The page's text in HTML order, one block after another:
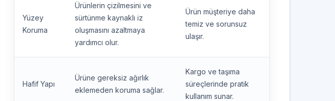
Yüzey
Koruma
Ürünlerin çizilmesini ve
sürtünme kaynaklı iz
oluşmasını azaltmaya
yardımcı olur.
Ürün müşteriye daha
temiz ve sorunsuz
ulaşır.
Hafif Yapı
Ürüne gereksiz ağırlık
eklemeden koruma sağlar.
Kargo ve taşıma
süreçlerinde pratik
kullanım sunar.